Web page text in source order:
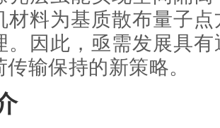
材料为基质散布量子
。因此，亟需发展具
输保持的新策略。